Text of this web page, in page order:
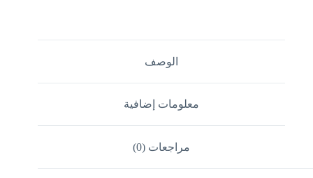
الوصف
معلومات إضافية
مراجعات (0)